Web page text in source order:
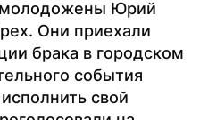
молодожены Юрий
Они приехали
брака в городском
события
свой